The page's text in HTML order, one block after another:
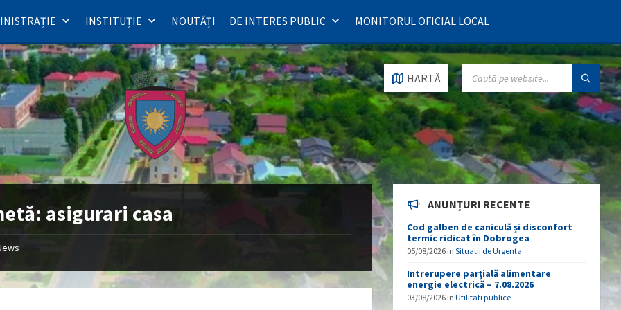
INSTITUȚIE NOUTĂȚI DE INTERES PUBLIC MONITORUL OFICIAL LOCAL
HARTĂ
SEARCH:
asigurari casa ANUNȚURI RECENTE
Cod galben de caniculă și disconfort
termic ridicat în Dobrogea
05/08/2026 inSituatii de Urgenta
Intrerupere parțială alimentare
energie electrică – 7.08.2026
03/08/2026 inUtilitati publice